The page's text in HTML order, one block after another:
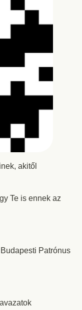
akitől
Te is ennek az
Patrónus